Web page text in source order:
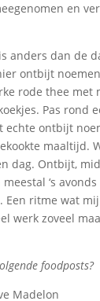
en
anders dan de
ontbijt
rode thee met
Pas rond
echte ontbijt
maaltijd.
dag. Ontbijt,
‘s
ritme wat
werk zoveel
foodposts?